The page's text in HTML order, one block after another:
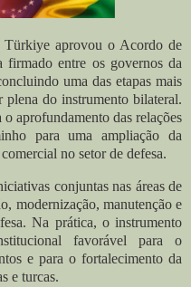
Türkiye aprovou o Acordo de
firmado entre os governos da
uma das etapas mais
plena do instrumento bilateral.
aprofundamento das relações
para uma ampliação da
no setor de defesa.
conjuntas nas áreas de
modernização, manutenção e
Na prática, o instrumento
favorável para o
e para o fortalecimento da
e turcas.